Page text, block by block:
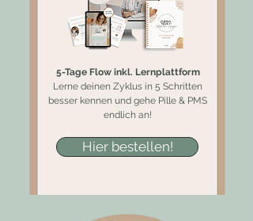
Hier bestellen!
5-Tage Flow inkl. Lernplattform
Lerne deinen Zyklus in 5 Schritten
besser kennen und gehe Pille & PMS
endlich an!